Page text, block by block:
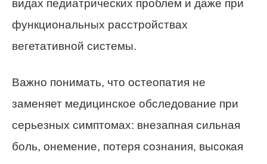
видах педиатрических проблем и даже при
функциональных расстройствах
вегетативной системы.
Важно понимать, что остеопатия не
заменяет медицинское обследование при
серьезных симптомах: внезапная сильная
боль, онемение, потеря сознания, высокая